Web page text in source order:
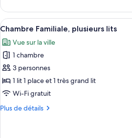
vue
montagne
le
type
de
Chambre
Triple
Deluxe,
vue
montagne
Afficher
toutes
les
photos
pour
ce
type
chambre :
Une
4
Chambre Familiale, plusieurs lits
Vue sur la ville
1 chambre
3 personnes
1 lit 1 place et 1 très grand lit
Wi-Fi gratuit
Plus de détails
Plus